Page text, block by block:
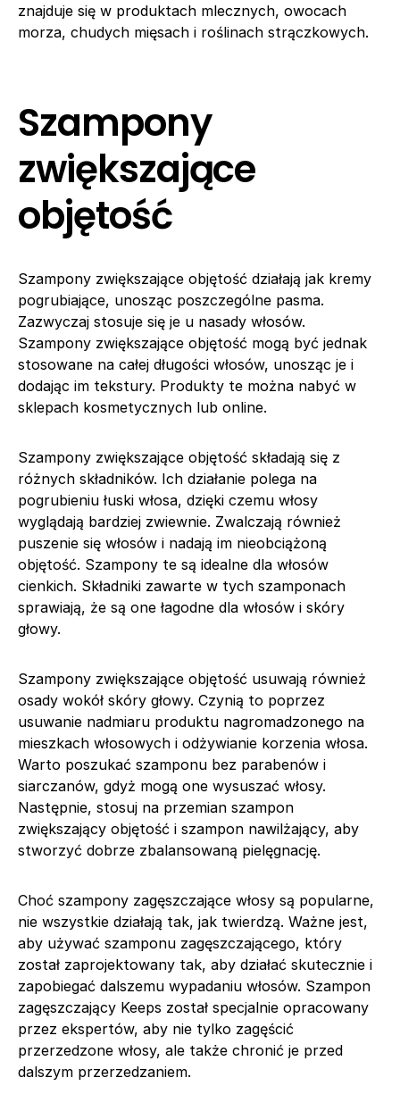
znajduje się w produktach mlecznych, owocach
morza, chudych mięsach i roślinach strączkowych.
Szampony
zwiększające
objętość
Szampony zwiększające objętość działają jak kremy
pogrubiające, unosząc poszczególne pasma.
Zazwyczaj stosuje się je u nasady włosów.
Szampony zwiększające objętość mogą być jednak
stosowane na całej długości włosów, unosząc je i
dodając im tekstury. Produkty te można nabyć w
sklepach kosmetycznych lub online.
Szampony zwiększające objętość składają się z
różnych składników. Ich działanie polega na
pogrubieniu łuski włosa, dzięki czemu włosy
wyglądają bardziej zwiewnie. Zwalczają również
puszenie się włosów i nadają im nieobciążoną
objętość. Szampony te są idealne dla włosów
cienkich. Składniki zawarte w tych szamponach
sprawiają, że są one łagodne dla włosów i skóry
głowy.
Szampony zwiększające objętość usuwają również
osady wokół skóry głowy. Czynią to poprzez
usuwanie nadmiaru produktu nagromadzonego na
mieszkach włosowych i odżywianie korzenia włosa.
Warto poszukać szamponu bez parabenów i
siarczanów, gdyż mogą one wysuszać włosy.
Następnie, stosuj na przemian szampon
zwiększający objętość i szampon nawilżający, aby
stworzyć dobrze zbalansowaną pielęgnację.
Choć szampony zagęszczające włosy są popularne,
nie wszystkie działają tak, jak twierdzą. Ważne jest,
aby używać szamponu zagęszczającego, który
został zaprojektowany tak, aby działać skutecznie i
zapobiegać dalszemu wypadaniu włosów. Szampon
zagęszczający Keeps został specjalnie opracowany
przez ekspertów, aby nie tylko zagęścić
przerzedzone włosy, ale także chronić je przed
dalszym przerzedzaniem.